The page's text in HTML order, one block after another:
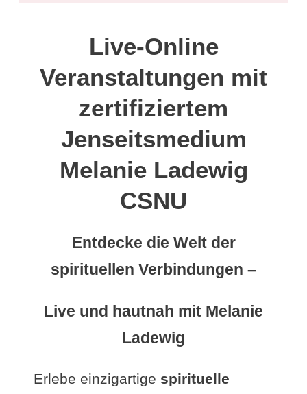
Live-Online
Veranstaltungen mit
zertifiziertem
Jenseitsmedium
Melanie Ladewig
CSNU
Entdecke die Welt der
spirituellen Verbindungen –
Live und hautnah mit Melanie
Ladewig
Erlebe einzigartige spirituelle